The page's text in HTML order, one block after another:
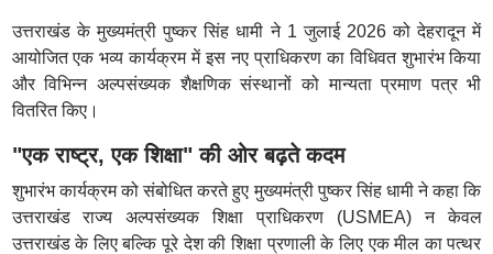
उत्तराखंड के मुख्यमंत्री पुष्कर सिंह धामी ने 1 जुलाई 2026 को देहरादून में
आयोजित एक भव्य कार्यक्रम में इस नए प्राधिकरण का विधिवत शुभारंभ किया
और विभिन्न अल्पसंख्यक शैक्षणिक संस्थानों को मान्यता प्रमाण पत्र भी
वितरित किए।
"एक राष्ट्र, एक शिक्षा" की ओर बढ़ते कदम
शुभारंभ कार्यक्रम को संबोधित करते हुए मुख्यमंत्री पुष्कर सिंह धामी ने कहा कि
उत्तराखंड राज्य अल्पसंख्यक शिक्षा प्राधिकरण (USMEA) न केवल
उत्तराखंड के लिए बल्कि पूरे देश की शिक्षा प्रणाली के लिए एक मील का पत्थर